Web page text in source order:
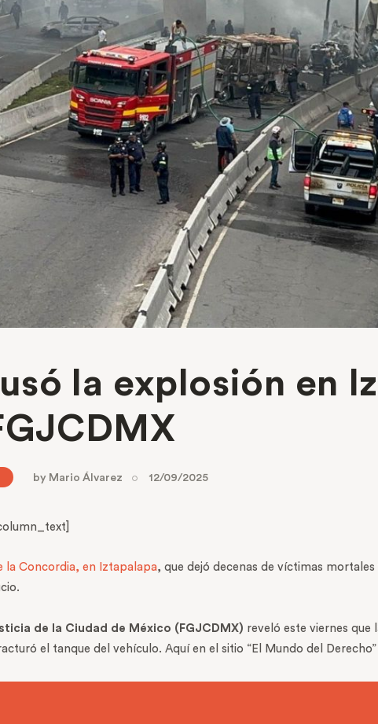
la explosión en
by Mario Álvarez 12/09/2025
la Concordia, en Iztapalapa, que dejó decenas de víctimas
de la Ciudad de México (FGJCDMX) reveló este viernes
el tanque del vehículo. Aquí en el sitio “El Mundo del